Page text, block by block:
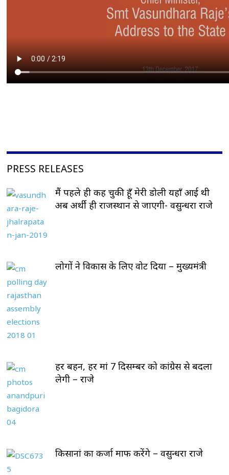
PRESS RELEASES
मैं पहले ही कह चुकी हूँ मेरी डोली यहाँ आई थी
अब अर्थी ही राजस्थान से जाएगी- वसुन्धरा राजे
लोगों ने विकास के लिए वोट दिया – मुख्यमंत्री
हर बहन, हर मां 7 दिसम्बर को कांग्रेस से बदला
लेगी – राजे
किसानां का कर्जा माफ करेंगे – वसुन्धरा राजे